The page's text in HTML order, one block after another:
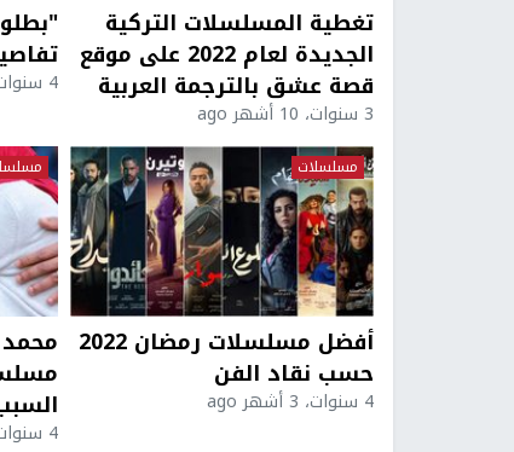
تغطية المسلسلات التركية
الجديدة لعام 2022 على موقع
قصة عشق بالترجمة العربية
3 سنوات، 10 أشهر ago
4 سنوات، 3 أشهر ago
مسلسلات
أفضل مسلسلات رمضان 2022
حسب نقاد الفن
4 سنوات، 3 أشهر ago
4 سنوات، 3 أشهر ago